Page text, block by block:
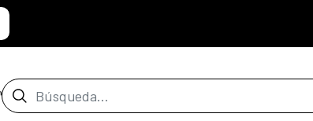
Barra de búsqueda